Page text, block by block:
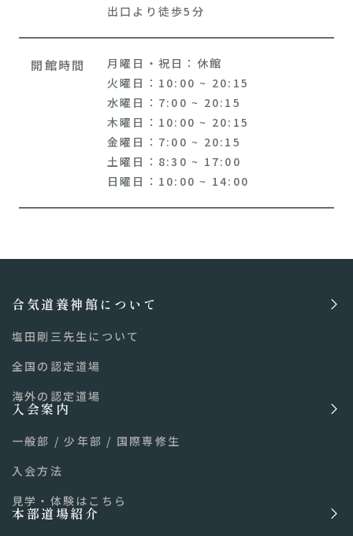
出口より徒歩5分
開館時間
月曜日・祝日：休館
火曜日：10:00 ~ 20:15
水曜日：7:00 ~ 20:15
木曜日：10:00 ~ 20:15
金曜日：7:00 ~ 20:15
土曜日：8:30 ~ 17:00
日曜日：10:00 ~ 14:00
合気道養神館について
塩田剛三先生について
全国の認定道場
海外の認定道場
入会案内
一般部 /少年部 / 国際専修生
入会方法
見学・体験はこちら
本部道場紹介